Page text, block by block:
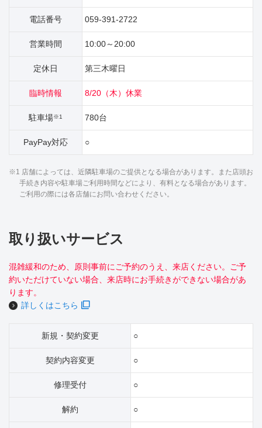
電話番号 059-391-2722
営業時間 10:00～20:00
定休日 第三木曜日
臨時情報 8/20（木）休業
駐車場※1 780台
PayPay対応 ○
※1 店舗によっては、近隣駐車場のご提供となる場合があります。また店頭お
手続き内容や駐車場ご利用時間などにより、有料となる場合があります。
ご利用の際には各店舗にお問い合わせください。
取り扱いサービス
混雑緩和のため、原則事前にご予約のうえ、来店ください。ご予
約いただけていない場合、来店時にお手続きができない場合があ
ります。
詳しくはこちら
新規・契約変更 ○
契約内容変更 ○
修理受付 ○
解約 ○